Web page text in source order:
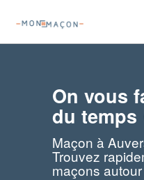
On vous
du temps
Maçon à
Trouvez
maçons